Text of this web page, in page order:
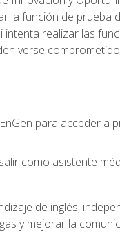
la función de prueba
realizar las
verse
para acceder a
como asistente
de inglés,
y mejorar la